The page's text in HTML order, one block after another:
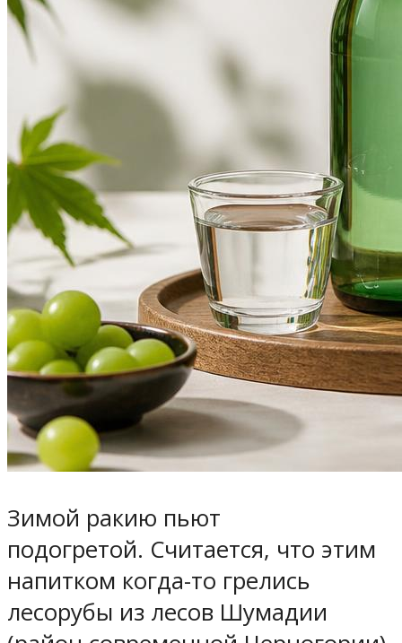
Зимой ракию пьют
подогретой. Считается, что этим
напитком когда-то грелись
лесорубы из лесов Шумадии